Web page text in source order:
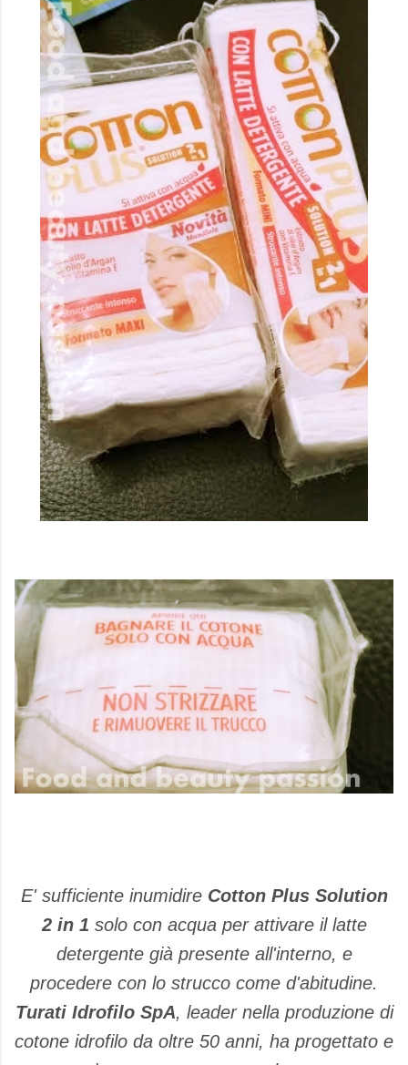
E' sufficiente inumidire Cotton Plus Solution
2 in 1 solo con acqua per attivare il latte
detergente già presente all'interno, e
procedere con lo strucco come d'abitudine.
Turati Idrofilo SpA, leader nella produzione di
cotone idrofilo da oltre 50 anni, ha progettato e